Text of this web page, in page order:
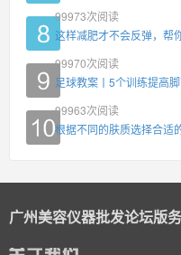
99973次阅读
这样减肥才不会反弹，帮
99970次阅读
足球教案丨5个训练提高
99963次阅读
根据不同的肤质选择合适
广州美容仪器批发论坛版